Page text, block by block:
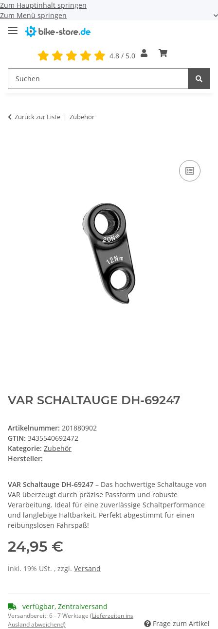
Zum Hauptinhalt springen
Zum Menü springen
4.8 / 5.0
Zurück zur Liste Zubehör
VAR SCHALTAUGE DH-69247
Artikelnummer: 201880902
GTIN: 3435540692472
Kategorie: Zubehör
Hersteller:
VAR Schaltauge DH-69247 – Das hochwertige Schaltauge von
VAR überzeugt durch präzise Passform und robuste
Verarbeitung. Ideal für eine zuverlässige Schaltperformance
und langlebige Haltbarkeit. Perfekt abgestimmt für einen
reibungslosen Fahrspaß!
24,95 €
inkl. 19% USt. , zzgl. Versand
verfügbar, Zentralversand
Versandbereit:6 - 7 Werktage (Lieferzeiten ins
Ausland abweichend)
Frage zum Artikel